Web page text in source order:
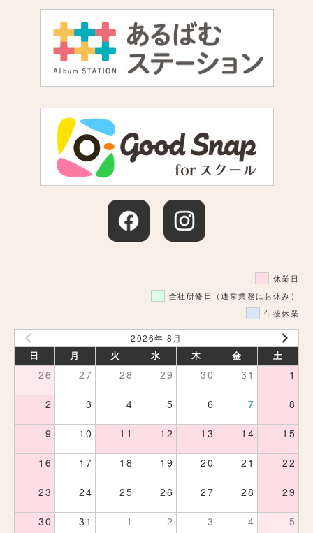
2026年 8月
日 月 火 水 木 金 土
26 27 28 29 30 31 1
2 3 4 5 6 7 8
9 10 11 12 13 14 15
16 17 18 19 20 21 22
23 24 25 26 27 28 29
30 31 1 2 3 4 5
休業日
全社研修日（通常業務はお休み）
午後休業